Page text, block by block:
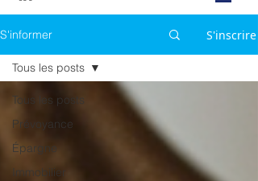
S'informer S'inscrire
Tous les posts
Prévoyance
Épargne
Immobilier
Tous les posts